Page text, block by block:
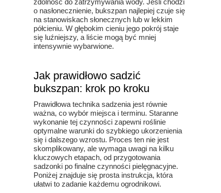
zdolność do zatrzymywania wody. Jeśli chodzi
o nasłonecznienie, bukszpan najlepiej czuje się
na stanowiskach słonecznych lub w lekkim
półcieniu. W głębokim cieniu jego pokrój staje
się luźniejszy, a liście mogą być mniej
intensywnie wybarwione.
Jak prawidłowo sadzić
bukszpan: krok po kroku
Prawidłowa technika sadzenia jest równie
ważna, co wybór miejsca i terminu. Staranne
wykonanie tej czynności zapewni roślinie
optymalne warunki do szybkiego ukorzenienia
się i dalszego wzrostu. Proces ten nie jest
skomplikowany, ale wymaga uwagi na kilku
kluczowych etapach, od przygotowania
sadzonki po finalne czynności pielęgnacyjne.
Poniżej znajduje się prosta instrukcja, która
ułatwi to zadanie każdemu ogrodnikowi.